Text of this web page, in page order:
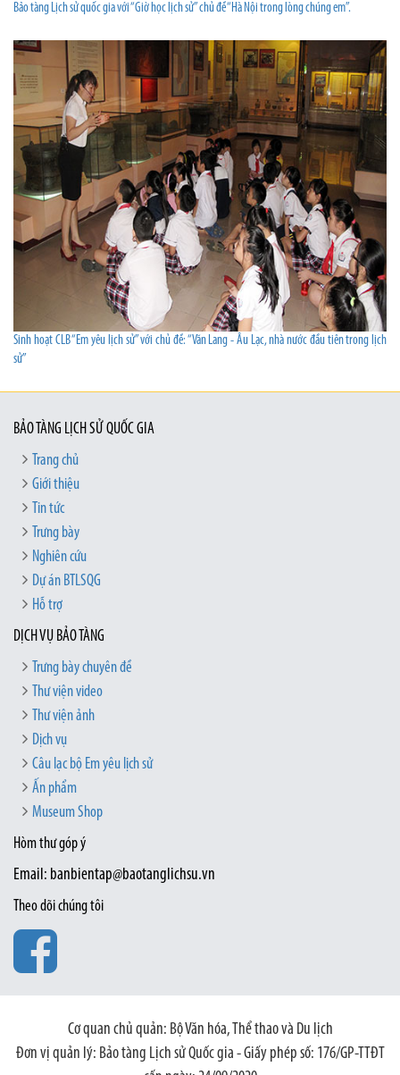
Bảo tàng Lịch sử quốc gia với “Giờ học lịch sử” chủ đề “Hà Nội trong lòng chúng em”.
Sinh hoạt CLB “Em yêu lịch sử” với chủ đề: “Văn Lang - Âu Lạc, nhà nước đầu tiên trong lịch
sử”
BẢO TÀNG LỊCH SỬ QUỐC GIA
Trang chủ
Giới thiệu
Tin tức
Trưng bày
Nghiên cứu
Dự án BTLSQG
Hỗ trợ
DỊCH VỤ BẢO TÀNG
Trưng bày chuyên đề
Thư viện video
Thư viện ảnh
Dịch vụ
Câu lạc bộ Em yêu lịch sử
Ấn phẩm
Museum Shop
Hòm thư góp ý
Email: banbientap@baotanglichsu.vn
Theo dõi chúng tôi
Cơ quan chủ quản: Bộ Văn hóa, Thể thao và Du lịch
Đơn vị quản lý: Bảo tàng Lịch sử Quốc gia - Giấy phép số: 176/GP-TTĐT